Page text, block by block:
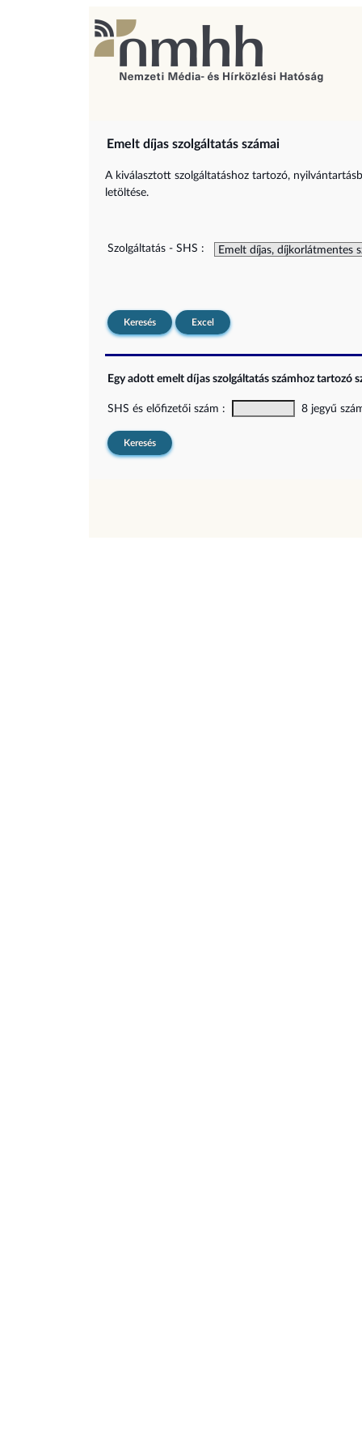
Emelt díjas szolgáltatás számai
A kiválasztott szolgáltatáshoz tartozó,
letöltése.
Szolgáltatás - SHS :
Keresés Excel
Egy adott emelt díjas szolgáltatás számhoz tartozó
SHS és előfizetői szám : 8 jegyű
Keresés